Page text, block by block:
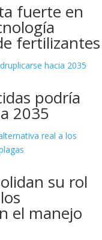
fuerte en
fertilizantes
podría
2035
su rol
el manejo